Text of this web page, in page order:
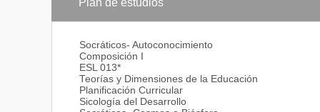
Los egresados de la licenciatura en Educación
aprendizaje. Tendrán también destrezas de
y diferencias individuales de sus estudiantes. Los
mejoramiento continuo personal y profesional.
Plan de estudios
Socráticos- Autoconocimiento
Composición I
ESL 013*
Teorías y Dimensiones de la Educación
Planificación Curricular
Sicología del Desarrollo